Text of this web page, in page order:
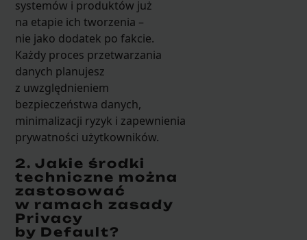
systemów i produktów już
na etapie ich tworzenia –
nie jako dodatek po fakcie.
Każdy proces przetwarzania
danych planujesz
z uwzględnieniem
bezpieczeństwa danych,
minimalizacji ryzyk i zapewnienia
prywatności użytkowników.
2. Jakie środki
techniczne można
zastosować
w ramach zasady
Privacy
by Default?